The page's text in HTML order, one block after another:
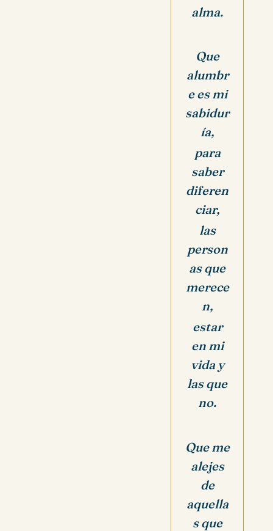
alma.
Que
alumbr
e es mi
sabidur
ía,
para
saber
diferen
ciar,
las
person
as que
merece
n,
estar
en mi
vida y
las que
no.
Que me
alejes
de
aquella
s que